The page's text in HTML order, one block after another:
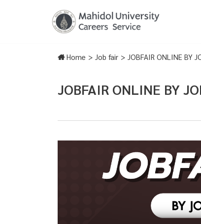
Home > Job fair > JOBFAIR ONLINE BY
JOBFAIR ONLINE BY